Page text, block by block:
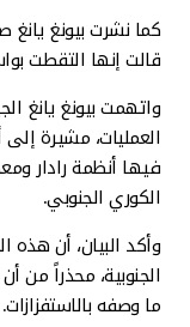
كما نشرت بيونغ
قالت إنها التقطت
واتهمت بيونغ يانغ
العمليات، مشيرة
فيها أنظمة رادار
الكوري الجنوبي.
وأكد البيان، أن هذه
الجنوبية، محذراً
ما وصفه بالاستفزازات.